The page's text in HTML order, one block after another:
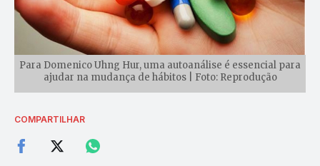
Para Domenico Uhng Hur, uma autoanálise é essencial para
ajudar na mudança de hábitos | Foto: Reprodução
COMPARTILHAR